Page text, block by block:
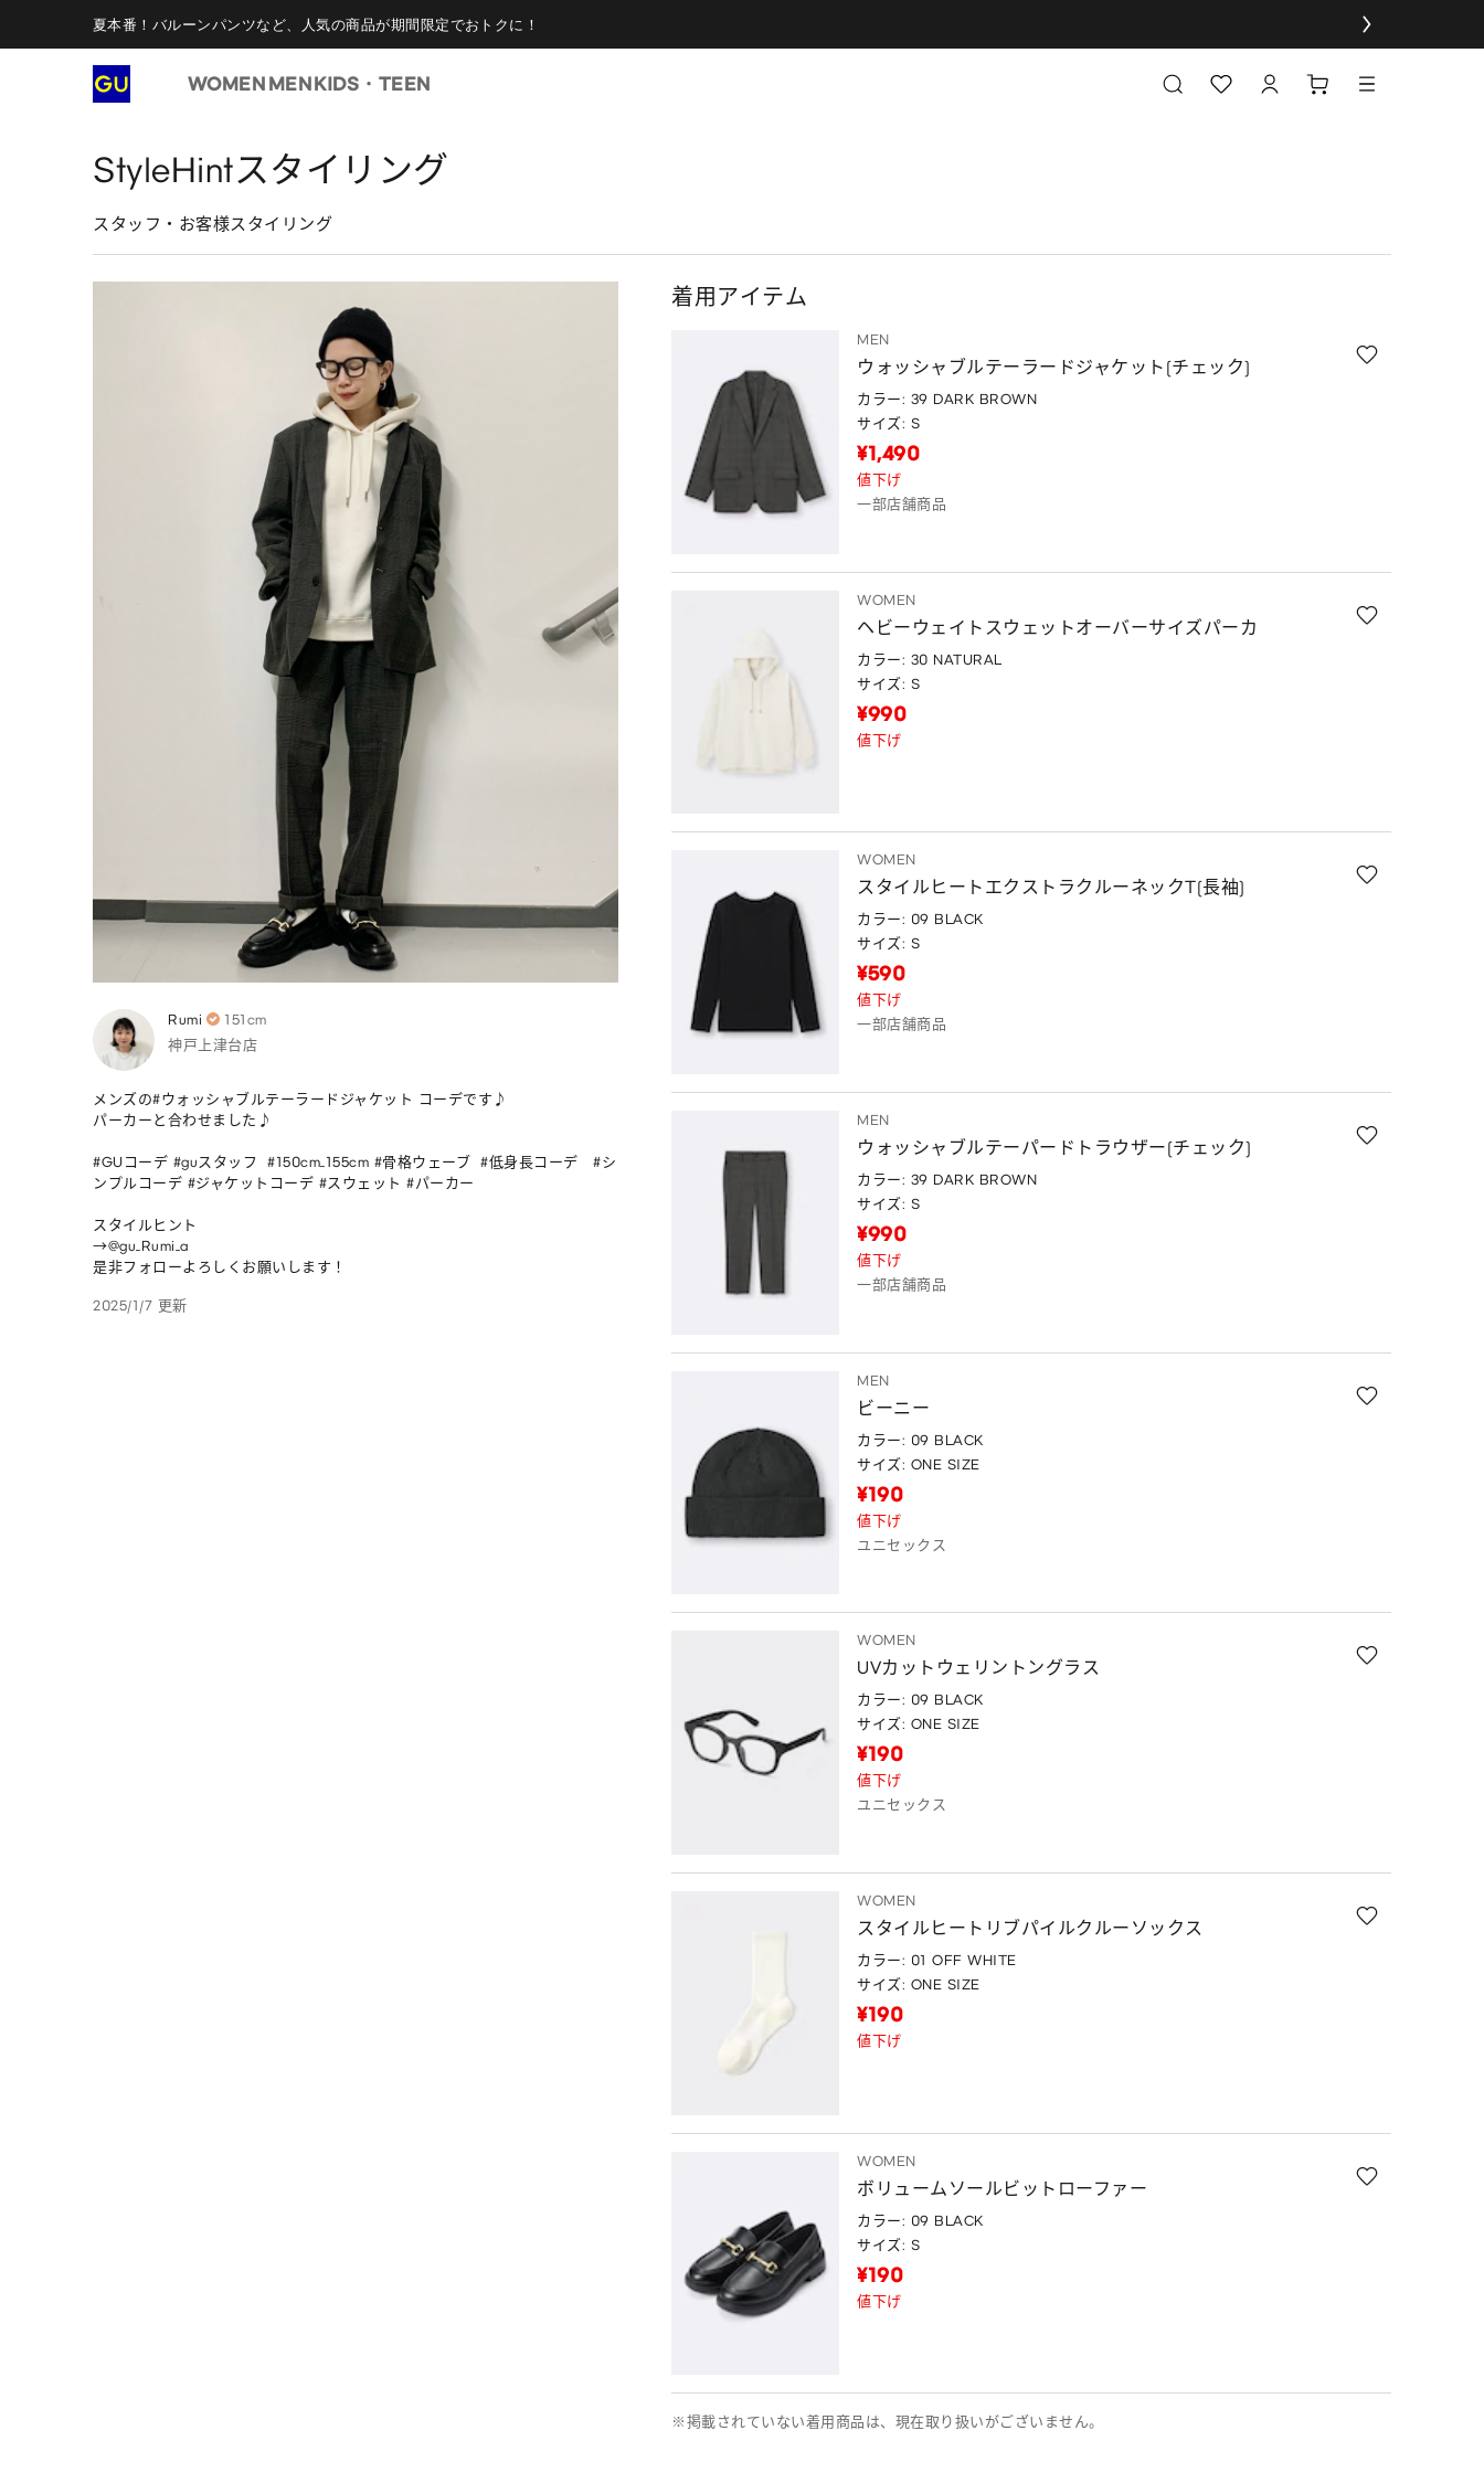
夏本番！バルーンパンツなど、人気の商品が期間限定でおトクに！
WOMEN MENKIDS・TEEN
StyleHintスタイリング
スタッフ・お客様スタイリング
Rumi
151cm
神戸上津台店
メンズの#ウォッシャブルテーラードジャケット コーデです♪
パーカーと合わせました♪
#GUコーデ #guスタッフ  #150cm_155cm #骨格ウェーブ  #低身長コーデ   #シ
ンプルコーデ #ジャケットコーデ #スウェット #パーカー
スタイルヒント
→@gu_Rumi_a
是非フォローよろしくお願いします！
2025/1/7 更新
着用アイテム
MEN
ウォッシャブルテーラードジャケット(チェック)
カラー: 39 DARK BROWN
サイズ: S
¥1,490
値下げ
一部店舗商品
WOMEN
ヘビーウェイトスウェットオーバーサイズパーカ
カラー: 30 NATURAL
サイズ: S
¥990
値下げ
WOMEN
スタイルヒートエクストラクルーネックT(長袖)
カラー: 09 BLACK
サイズ: S
¥590
値下げ
一部店舗商品
MEN
ウォッシャブルテーパードトラウザー(チェック)
カラー: 39 DARK BROWN
サイズ: S
¥990
値下げ
一部店舗商品
MEN
ビーニー
カラー: 09 BLACK
サイズ: ONE SIZE
¥190
値下げ
ユニセックス
WOMEN
UVカットウェリントングラス
カラー: 09 BLACK
サイズ: ONE SIZE
¥190
値下げ
ユニセックス
WOMEN
スタイルヒートリブパイルクルーソックス
カラー: 01 OFF WHITE
サイズ: ONE SIZE
¥190
値下げ
WOMEN
ボリュームソールビットローファー
カラー: 09 BLACK
サイズ: S
¥190
値下げ
※掲載されていない着用商品は、現在取り扱いがございません。